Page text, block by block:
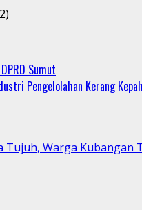
Sumut
Pengelolahan Kerang Kepah
Tujuh, Warga Kubangan